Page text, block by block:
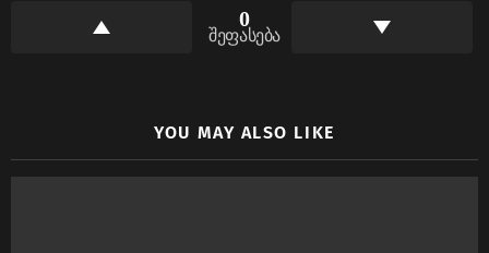
0
შეფასება
YOU MAY ALSO LIKE